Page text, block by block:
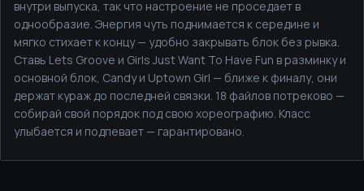
внутри выпуска, так что настроение не проседает в
однообразие. Энергия чуть поднимается к середине и
мягко стихает к концу — удобно закрывать блок без рывка.
Ставь Lets Groove и Girls Just Want To Have Fun в разминку и
основной блок, Candy и Uptown Girl — ближе к финалу, они
держат кураж до последней связки. 18 файлов потреково —
собирай свой порядок под свою хореографию. Класс
улыбается и подпевает — гарантировано.